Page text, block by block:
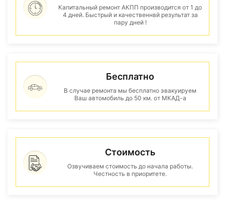
Капитальный ремонт АКПП производится от 1 до
4 дней. Быстрый и качественнвй результат за
пару дней !
Бесплатно
В случае ремонта мы бесплатно эвакуируем
Ваш автомобиль до 50 км. от МКАД-а
Стоимость
Озвучиваем стоимость до начала работы.
Честность в приоритете.